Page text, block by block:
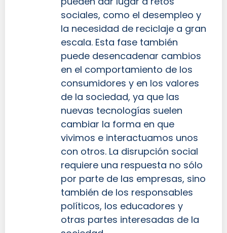
sociales, como el desempleo y
la necesidad de reciclaje a gran
escala. Esta fase también
puede desencadenar cambios
en el comportamiento de los
consumidores y en los valores
de la sociedad, ya que las
nuevas tecnologías suelen
cambiar la forma en que
vivimos e interactuamos unos
con otros. La disrupción social
requiere una respuesta no sólo
por parte de las empresas, sino
también de los responsables
políticos, los educadores y
otras partes interesadas de la